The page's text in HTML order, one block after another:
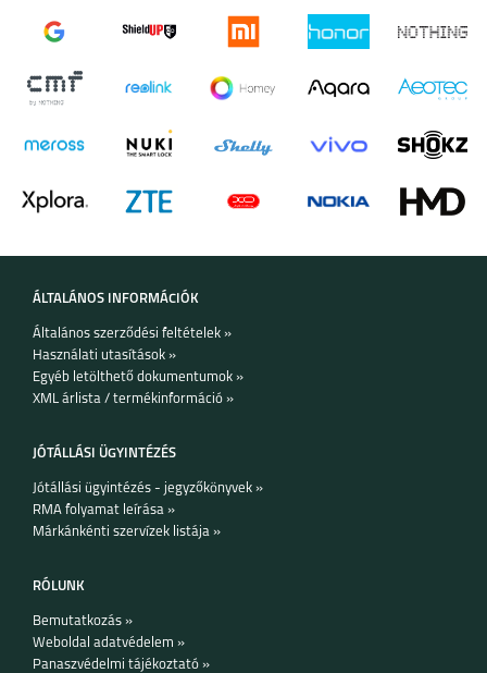
SAMSUNG GALAXY Z
FOLD7
SAMSUNG GALAXY Z
FLIP7 FE
SAMSUNG GALAXY Z
SAMSUNG GALAXY
A56 5G
SAMSUNG GALAXY
A36 5G
SAMSUNG GALAXY
ÁLTALÁNOS INFORMÁCIÓK
Általános szerződési feltételek »
Használati utasítások »
Egyéb letölthető dokumentumok »
XML árlista / termékinformáció »
JÓTÁLLÁSI ÜGYINTÉZÉS
Jótállási ügyintézés - jegyzőkönyvek »
RMA folyamat leírása »
Márkánkénti szervízek listája »
RÓLUNK
Bemutatkozás »
Weboldal adatvédelem »
Panaszvédelmi tájékoztató »